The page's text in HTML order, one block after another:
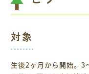
対象
生後2ヶ月から開始。3